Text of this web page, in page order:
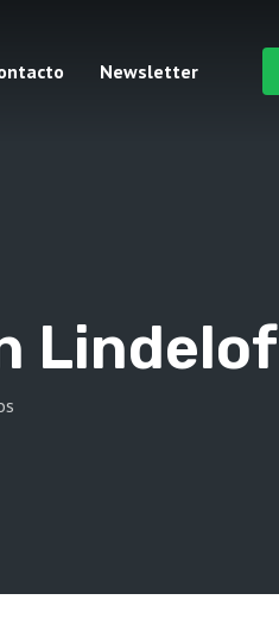
Newsletter
Lindelof